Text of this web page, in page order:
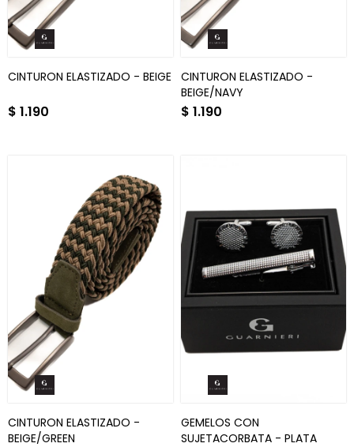
CINTURON ELASTIZADO - BEIGE
$ 1.190
CINTURON ELASTIZADO -
BEIGE/NAVY
$ 1.190
CINTURON ELASTIZADO -
BEIGE/GREEN
GEMELOS CON
SUJETACORBATA - PLATA